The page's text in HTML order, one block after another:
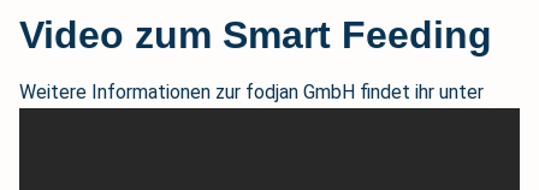
Video zum Smart Feeding
Weitere Informationen zur fodjan GmbH findet ihr unter